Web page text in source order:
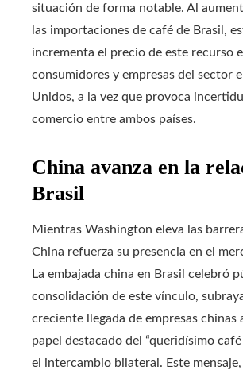
situación de forma notable. Al
las importaciones de café de Brasil,
incrementa el precio de este recurso
consumidores y empresas del sector
Unidos, a la vez que provoca
comercio entre ambos países.
China avanza en la
Brasil
Mientras Washington eleva las
China refuerza su presencia en el
La embajada china en Brasil celebró
consolidación de este vínculo,
creciente llegada de empresas chinas
papel destacado del “queridísimo
el intercambio bilateral. Este